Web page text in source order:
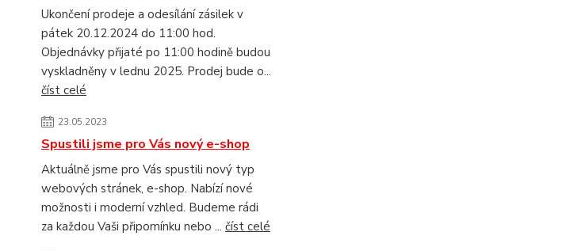
Ukončení prodeje a odesílání zásilek v
pátek 20.12.2024 do 11:00 hod.
Objednávky přijaté po 11:00 hodině budou
vyskladněny v lednu 2025. Prodej bude o...
číst celé
23.05.2023
Spustili jsme pro Vás nový e-shop
Aktuálně jsme pro Vás spustili nový typ
webových stránek, e-shop. Nabízí nové
možnosti i moderní vzhled. Budeme rádi
za každou Vaši připomínku nebo ... číst celé